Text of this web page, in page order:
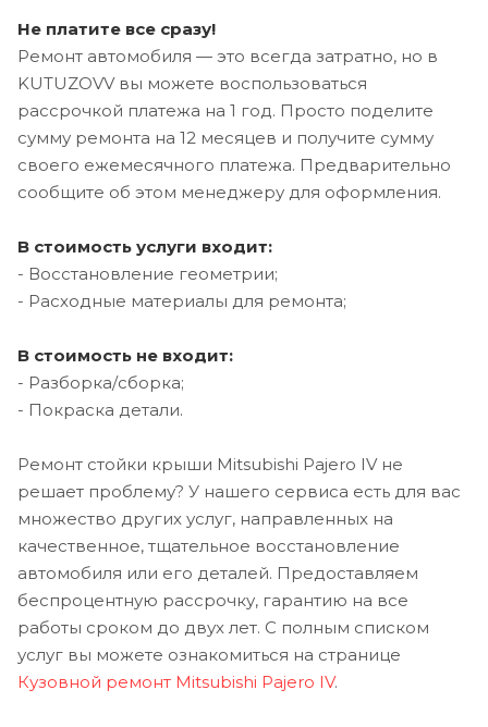
Не платите все сразу!
Ремонт автомобиля — это всегда затратно, но в
KUTUZOVV вы можете воспользоваться
рассрочкой платежа на 1 год. Просто поделите
сумму ремонта на 12 месяцев и получите сумму
своего ежемесячного платежа. Предварительно
сообщите об этом менеджеру для оформления.
В стоимость услуги входит:
- Восстановление геометрии;
- Расходные материалы для ремонта;
В стоимость не входит:
- Разборка/сборка;
- Покраска детали.
Ремонт стойки крыши Mitsubishi Pajero IV не
решает проблему? У нашего сервиса есть для вас
множество других услуг, направленных на
качественное, тщательное восстановление
автомобиля или его деталей. Предоставляем
беспроцентную рассрочку, гарантию на все
работы сроком до двух лет. С полным списком
услуг вы можете ознакомиться на странице
Кузовной ремонт Mitsubishi Pajero IV.